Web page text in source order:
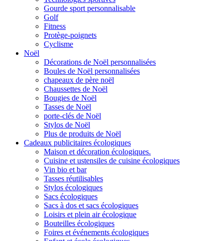
Gourde sport personnalisable
Golf
Fitness
Protège-poignets
Cyclisme
Noël
Décorations de Noël personnalisées
Boules de Noël personnalisées
chapeaux de père noël
Chaussettes de Noël
Bougies de Noël
Tasses de Noël
porte-clés de Noël
Stylos de Noël
Plus de produits de Noël
Cadeaux publicitaires écologiques
Maison et décoration écologiques.
Cuisine et ustensiles de cuisine écologiques
Vin bio et bar
Tasses réutilisables
Stylos écologiques
Sacs écologiques
Sacs à dos et sacs écologiques
Loisirs et plein air écologique
Bouteilles écologiques
Foires et événements écologiques